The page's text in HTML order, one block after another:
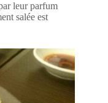
leur parfum
salée est